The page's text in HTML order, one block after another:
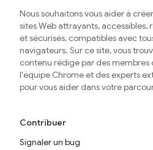
Nous souhaitons vous aider à
sites Web attrayants, accessibles,
et sécurisés, compatibles avec
navigateurs. Sur ce site, vous
contenu rédigé par des membres
l'équipe Chrome et des experts
pour vous aider dans votre
Contribuer
Signaler un bug